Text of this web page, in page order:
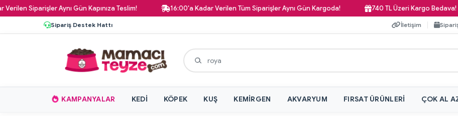
Aynı Gün Kapınıza Teslim! 16:00'a Kadar Verilen Tüm Siparişler Aynı Gün Kargoda! 740 TL Üzeri Kargo Bedava!
Sipariş Destek Hattı İletişim
KAMPANYALAR KEDI KÖPEK KUŞ KEMIRGEN AKVARYUM FIRSAT ÜRÜNLERI ÇOK AL